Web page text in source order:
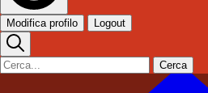
Modifica profilo Logout
Cerca